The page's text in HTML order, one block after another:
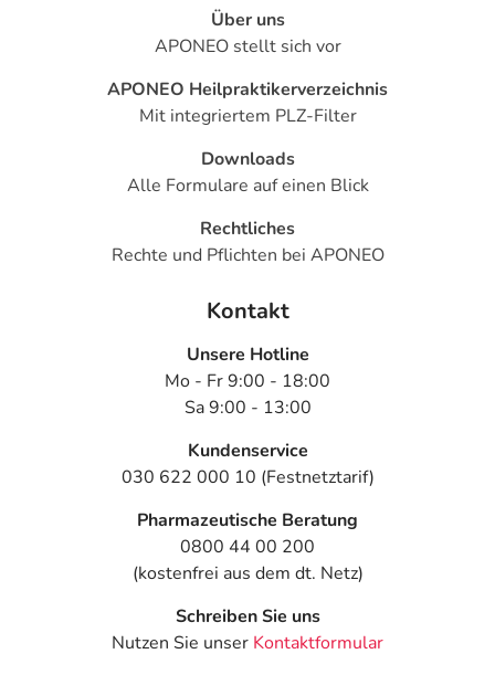
Über uns
APONEO stellt sich vor
APONEO Heilpraktikerverzeichnis
Mit integriertem PLZ-Filter
Downloads
Alle Formulare auf einen Blick
Rechtliches
Rechte und Pflichten bei APONEO
Kontakt
Unsere Hotline
Mo - Fr 9:00 - 18:00
Sa 9:00 - 13:00
Kundenservice
030 622 000 10 (Festnetztarif)
Pharmazeutische Beratung
0800 44 00 200
(kostenfrei aus dem dt. Netz)
Schreiben Sie uns
Nutzen Sie unser Kontaktformular